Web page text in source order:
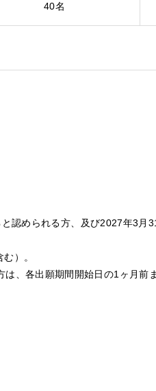
40名
認められる方、及び2027年3月
）。
、各出願期間開始日の1ヶ月前